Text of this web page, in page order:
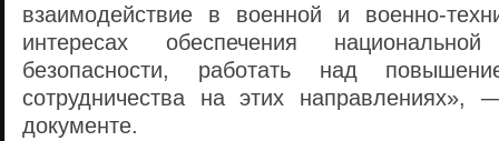
взаимодействие в военной и военно-
интересах обеспечения
безопасности, работать над
сотрудничества на этих направлениях»,
документе.